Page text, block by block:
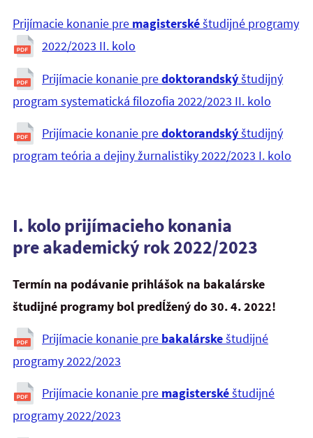
Prijímacie konanie pre magisterskéštudijné programy
2022/2023 II. kolo
Prijímacie konanie predoktorandskýštudijný
program systematická filozofia 2022/2023 II. kolo
Prijímacie konanie predoktorandskýštudijný
program teória a dejiny žurnalistiky 2022/2023 I. kolo
I. kolo prijímacieho konania
pre akademický rok 2022/2023
Termín na podávanie prihlášok na bakalárske
študijné programy bol predĺžený do 30. 4. 2022!
Prijímacie konanie pre bakalárskeštudijné
programy 2022/2023
Prijímacie konanie pre magisterskéštudijné
programy 2022/2023